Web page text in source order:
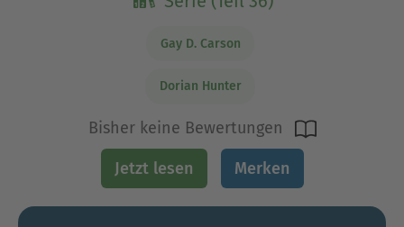
Gay D. Carson
Dorian Hunter
Bisher keine Bewertungen
Jetzt lesen Merken